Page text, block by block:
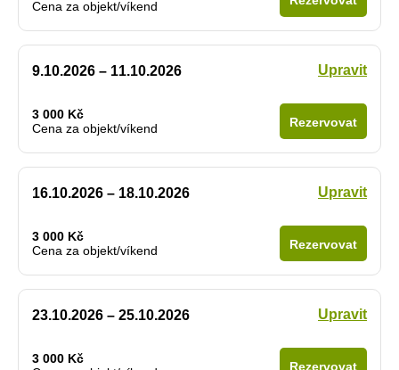
Cena za objekt/víkend
9.10.2026 – 11.10.2026 Upravit
3 000 Kč
Cena za objekt/víkend
Rezervovat
16.10.2026 – 18.10.2026 Upravit
3 000 Kč
Cena za objekt/víkend
Rezervovat
23.10.2026 – 25.10.2026 Upravit
3 000 Kč
Rezervovat